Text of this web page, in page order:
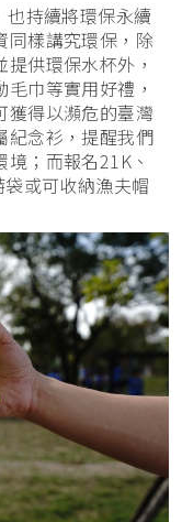
也持續將環保永續
同樣講究環保，除
供環保水杯外，
巾等實用好禮，
獲得以瀕危的臺灣
紀念衫，提醒我們
；而報名21K、
或可收納漁夫帽